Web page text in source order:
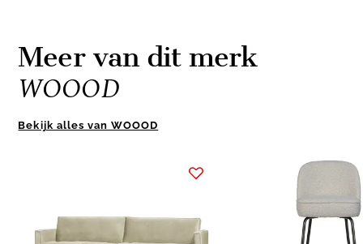
Meer van dit merk
WOOOD
Bekijk alles van WOOOD